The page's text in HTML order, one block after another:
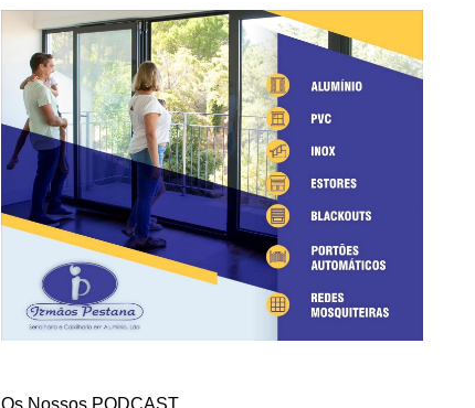
Os Nossos PODCAST